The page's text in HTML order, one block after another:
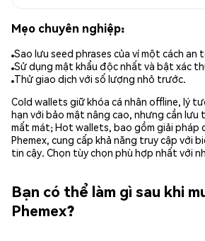
Mẹo chuyên nghiệp:
Sao lưu seed phrases của ví một cách an
Sử dụng mật khẩu độc nhất và bật xác
Thử giao dịch với số lượng nhỏ trước.
Cold wallets giữ khóa cá nhân offline, lý
hạn với bảo mật nâng cao, nhưng cần
mất mát; Hot wallets, bao gồm giải pháp
Phemex, cung cấp khả năng truy cập với
tin cậy. Chọn tùy chọn phù hợp nhất với
Bạn có thể làm gì sau khi
Phemex?